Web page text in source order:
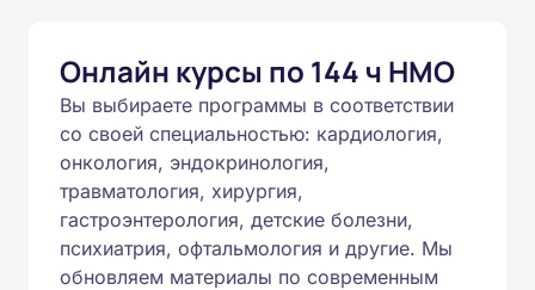
Онлайн курсы по 144 ч НМО
Вы выбираете программы в соответствии
со своей специальностью: кардиология,
онкология, эндокринология,
травматология, хирургия,
гастроэнтерология, детские болезни,
психиатрия, офтальмология и другие. Мы
обновляем материалы по современным